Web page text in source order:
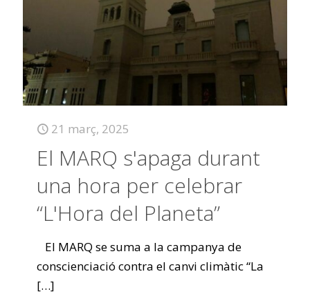
21 març, 2025
El MARQ s'apaga durant
una hora per celebrar
“L'Hora del Planeta”
El MARQ se suma a la campanya de
conscienciació contra el canvi climàtic “La
[…]